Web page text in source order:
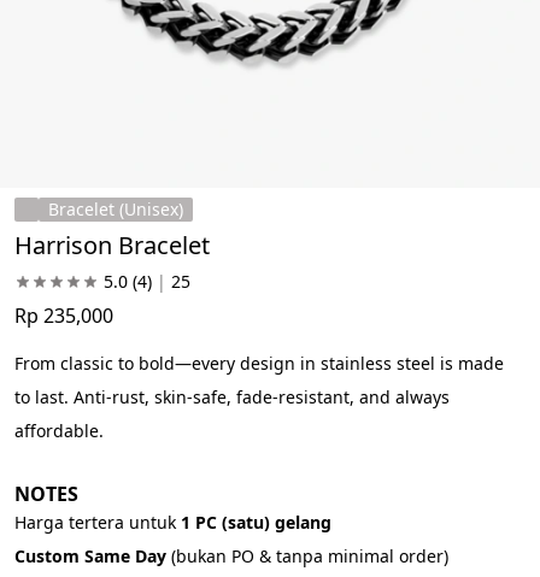
Bracelet (Unisex)
Harrison Bracelet
5.0 (4) | 25
Rp 235,000
From classic to bold—every design in stainless steel is made
to last. Anti-rust, skin-safe, fade-resistant, and always
affordable.
NOTES
Harga tertera untuk 1 PC (satu) gelang
Custom Same Day (bukan PO & tanpa minimal order)